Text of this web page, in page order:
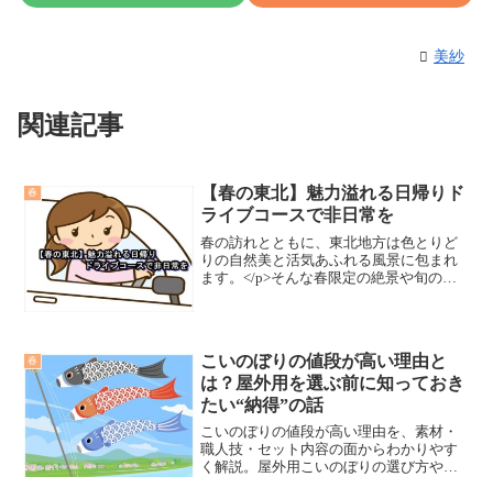
美紗
関連記事
春
【春の東北】魅力溢れる日帰りド
ライブコースで非日常を
春の訪れとともに、東北地方は色とりど
りの自然美と活気あふれる風景に包まれ
ます。</p>そんな春限定の絶景や旬のグ
コツまで詳しく解説していきます。</p>
春
こいのぼりの値段が高い理由と
は？屋外用を選ぶ前に知っておき
たい“納得”の話
こいのぼりの値段が高い理由を、素材・
職人技・セット内容の面からわかりやす
く解説。屋外用こいのぼりの選び方や飾